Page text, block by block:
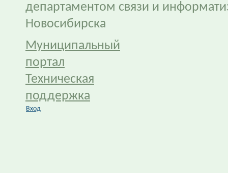
департаментом связи и
Новосибирска
Муниципальный
портал
Техническая
поддержка
Вход